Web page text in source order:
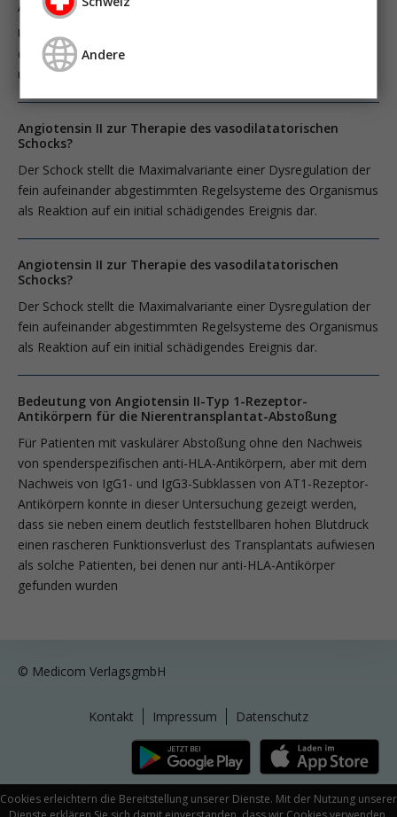
Cookies erleichtern die Bereitstellung unserer Dienste. Mit der Nutzung unserer
Angiotensine II et traitement du choc vasoplégique
Un choc se définit par une irrigation insuffisante des systèmes
d’organes vitaux qui entraîne une hypoxie tissulaire traduisant
un déséquilibre entre l’apport et le besoin en oxygène.
Angiotensin II zur Therapie des vasodilatatorischen
Schocks?
Der Schock stellt die Maximalvariante einer Dysregulation der
fein aufeinander abgestimmten Regelsysteme des Organismus
als Reaktion auf ein initial schädigendes Ereignis dar.
Angiotensin II zur Therapie des vasodilatatorischen
Schocks?
Der Schock stellt die Maximalvariante einer Dysregulation der
fein aufeinander abgestimmten Regelsysteme des Organismus
als Reaktion auf ein initial schädigendes Ereignis dar.
Bedeutung von Angiotensin II-Typ 1-Rezeptor-
Antikörpern für die Nierentransplantat-Abstoßung
Für Patienten mit vaskulärer Abstoßung ohne den Nachweis
von spenderspezifischen anti-HLA-Antikörpern, aber mit dem
Nachweis von IgG1- und IgG3-Subklassen von AT1-Rezeptor-
Antikörpern konnte in dieser Untersuchung gezeigt werden,
dass sie neben einem deutlich feststellbaren hohen Blutdruck
einen rascheren Funktionsverlust des Transplantats aufwiesen
als solche Patienten, bei denen nur anti-HLA-Antikörper
gefunden wurden
© Medicom VerlagsgmbH
Kontakt Impressum Datenschutz
Andere